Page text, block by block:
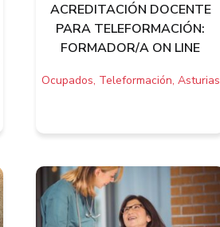
ACREDITACIÓN DOCENTE
PARA TELEFORMACIÓN:
FORMADOR/A ON LINE
Ocupados, Teleformación, Asturias